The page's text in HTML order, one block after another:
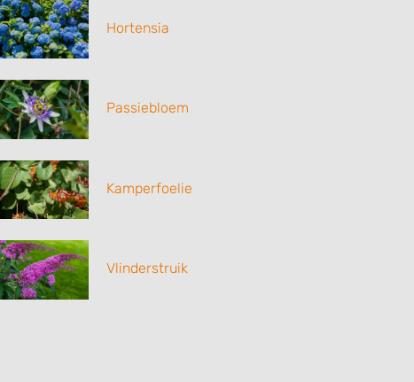
Hortensia
Passiebloem
Kamperfoelie
Vlinderstruik